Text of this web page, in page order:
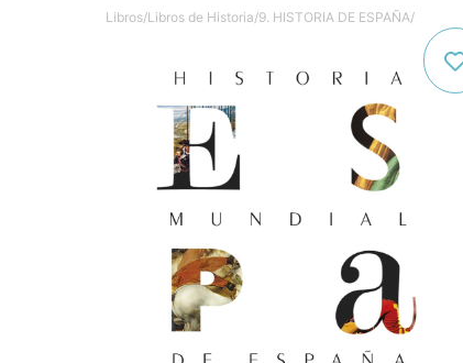
Libros/Libros de Historia/9. HISTORIA DE ESPAÑA/